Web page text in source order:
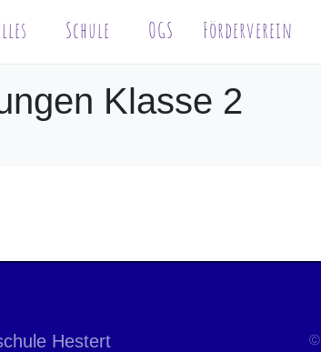
Schule OGS Förderverein
Klasse 2
Hestert
©